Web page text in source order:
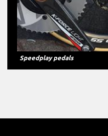
Speedplay pedals